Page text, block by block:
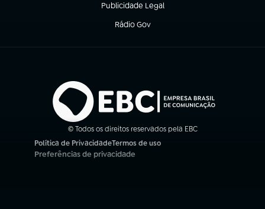
Publicidade Legal
(abre em nova aba)
Rádio Gov
(abre em nova aba)
© Todos os direitos reservados pela EBC
Política de Privacidade
(abre em nova aba)
Termos de uso
(abre em nova aba)
Preferências de privacidade